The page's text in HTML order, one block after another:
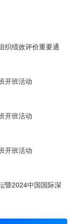
织绩效评价重要通
开班活动
开班活动
开班活动
暨2024中国国际深